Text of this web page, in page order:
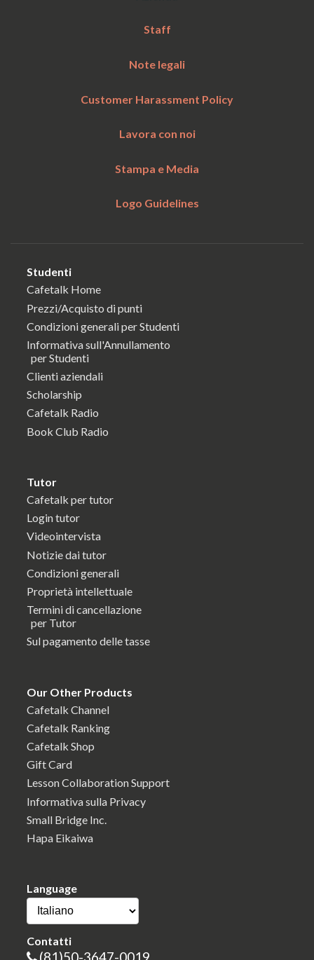
Staff
Note legali
Customer Harassment Policy
Lavora con noi
Stampa e Media
Logo Guidelines
Studenti
Cafetalk Home
Prezzi/Acquisto di punti
Condizioni generali per Studenti
Informativa sull'Annullamento
per Studenti
Clienti aziendali
Scholarship
Cafetalk Radio
Book Club Radio
Tutor
Cafetalk per tutor
Login tutor
Videointervista
Notizie dai tutor
Condizioni generali
Proprietà intellettuale
Termini di cancellazione
per Tutor
Sul pagamento delle tasse
Our Other Products
Cafetalk Channel
Cafetalk Ranking
Cafetalk Shop
Gift Card
Lesson Collaboration Support
Informativa sulla Privacy
Small Bridge Inc.
Hapa Eikaiwa
Language
Contatti
(81)50-3647-0019